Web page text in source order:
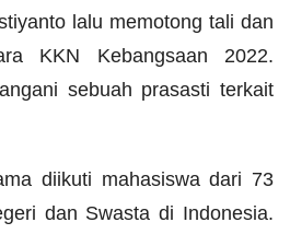
lalu memotong tali dan
KKN Kebangsaan 2022.
sebuah prasasti terkait
diikuti mahasiswa dari 73
dan Swasta di Indonesia.